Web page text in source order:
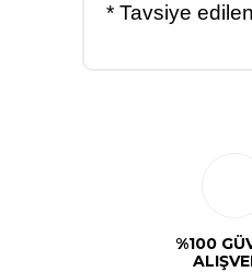
* Tavsiye
%100